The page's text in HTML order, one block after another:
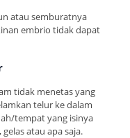
atau semburatnya
embrio tidak dapat
tidak menetas yang
telur ke dalam
tempat yang isinya
atau apa saja.